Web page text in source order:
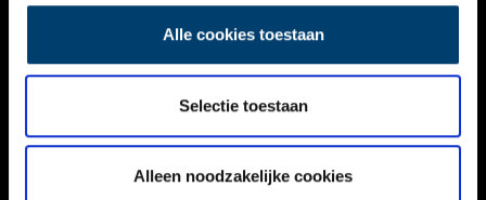
Alle cookies toestaan
Selectie toestaan
Alleen noodzakelijke cookies
TOEGANKELIJKHEID
Volg ONH op social media